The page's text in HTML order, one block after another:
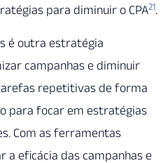
para diminuir o CPA21.
é outra estratégia
campanhas e diminuir
repetitivas de forma
para focar em estratégias
Com as ferramentas
a eficácia das campanhas e